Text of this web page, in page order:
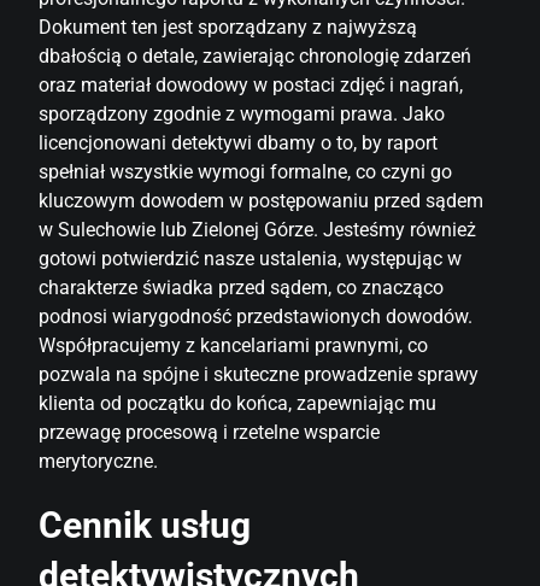
Dokument ten jest sporządzany z najwyższą
dbałością o detale, zawierając chronologię zdarzeń
oraz materiał dowodowy w postaci zdjęć i nagrań,
sporządzony zgodnie z wymogami prawa. Jako
licencjonowani detektywi dbamy o to, by raport
spełniał wszystkie wymogi formalne, co czyni go
kluczowym dowodem w postępowaniu przed sądem
w Sulechowie lub Zielonej Górze. Jesteśmy również
gotowi potwierdzić nasze ustalenia, występując w
charakterze świadka przed sądem, co znacząco
podnosi wiarygodność przedstawionych dowodów.
Współpracujemy z kancelariami prawnymi, co
pozwala na spójne i skuteczne prowadzenie sprawy
klienta od początku do końca, zapewniając mu
przewagę procesową i rzetelne wsparcie
merytoryczne.
Cennik usług
detektywistycznych